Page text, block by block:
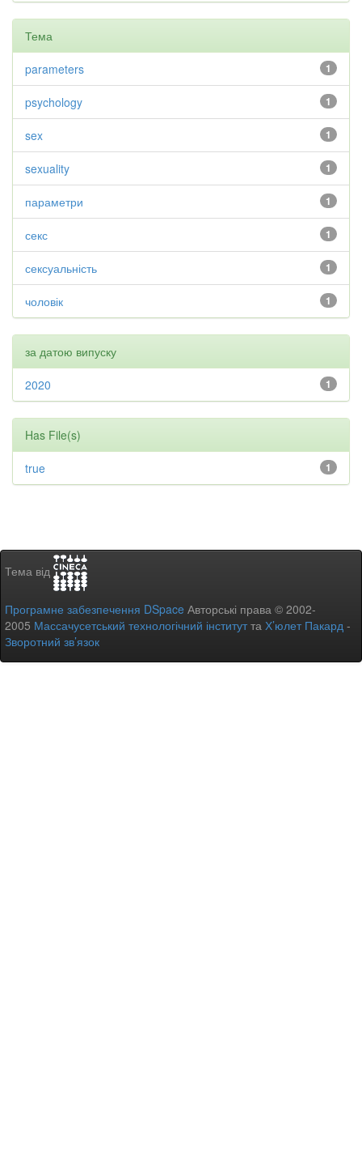
Тема
1
parameters
1
psychology
1
sex
1
sexuality
1
параметри
1
секс
1
сексуальність
1
чоловік
за датою випуску
1
2020
Has File(s)
1
true
Тема від
Програмне забезпечення DSpace Авторські права © 2002-
2005 Массачусетський технологічний інститутта Х’юлет Пакард -
Зворотний зв’язок